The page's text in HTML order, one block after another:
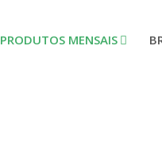
PRODUTOS MENSAIS